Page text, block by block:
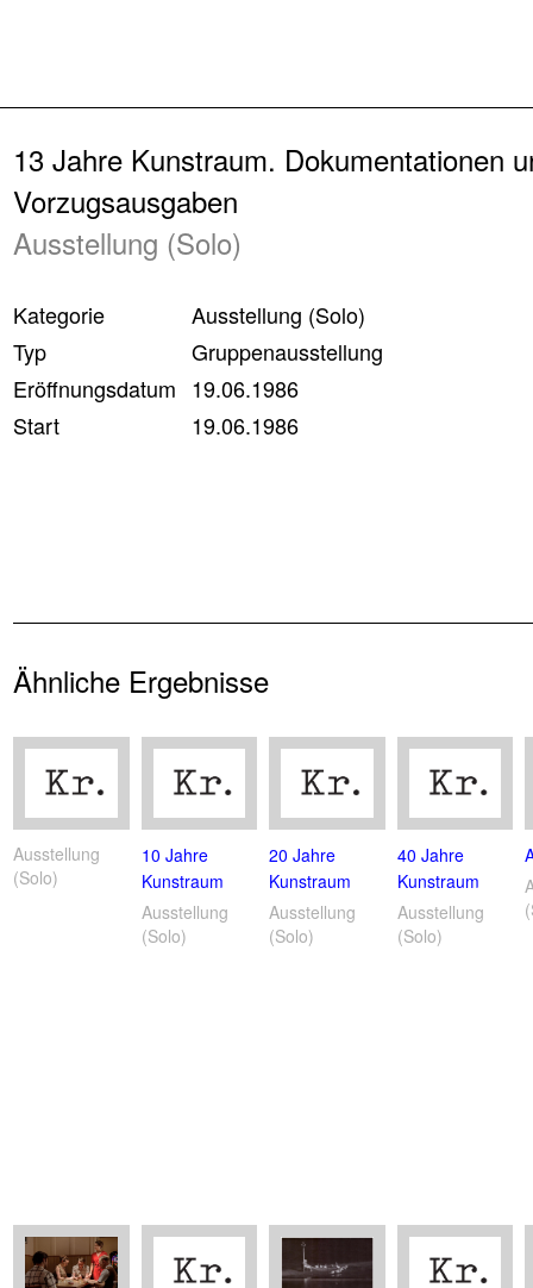
13 Jahre Kunstraum. Dokumentationen
Vorzugsausgaben
Ausstellung (Solo)
Kategorie
Ausstellung (Solo)
Typ
Gruppenausstellung
Eröffnungsdatum 19.06.1986
Start
19.06.1986
Ähnliche Ergebnisse
Ausstellung
(Solo)
10 Jahre
Kunstraum
Ausstellung
(Solo)
20 Jahre
Kunstraum
Ausstellung
(Solo)
40 Jahre
Kunstraum
Ausstellung
(Solo)